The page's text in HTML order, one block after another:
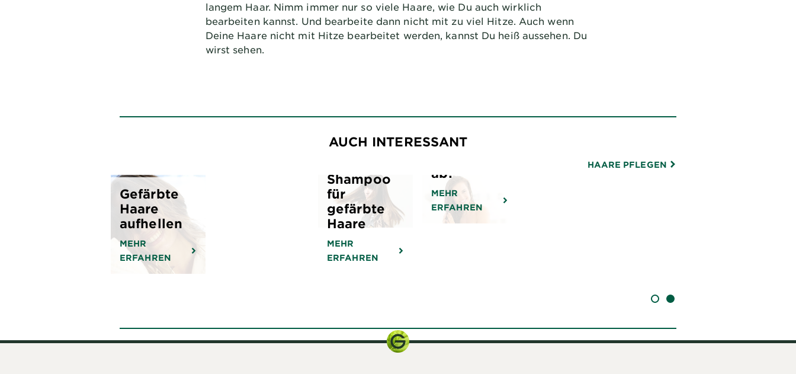
langem Haar. Nimm immer nur so viele Haare, wie Du auch wirklich
bearbeiten kannst. Und bearbeite dann nicht mit zu viel Hitze. Auch wenn
Deine Haare nicht mit Hitze bearbeitet werden, kannst Du heiß aussehen. Du
wirst sehen.
AUCH INTERESSANT
HAARE PFLEGEN
Gefärbte
Haare
aufhellen
MEHR
ERFAHREN
Shampoo
für
gefärbte
Haare
MEHR
ERFAHREN
Haare
ab?
MEHR
ERFAHREN
SLIDE 1SLIDE 2